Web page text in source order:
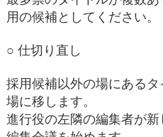
用の候補としてください。
○ 仕切り直し
採用候補以外の場にある
場に移します。
進行役の左隣の編集者が